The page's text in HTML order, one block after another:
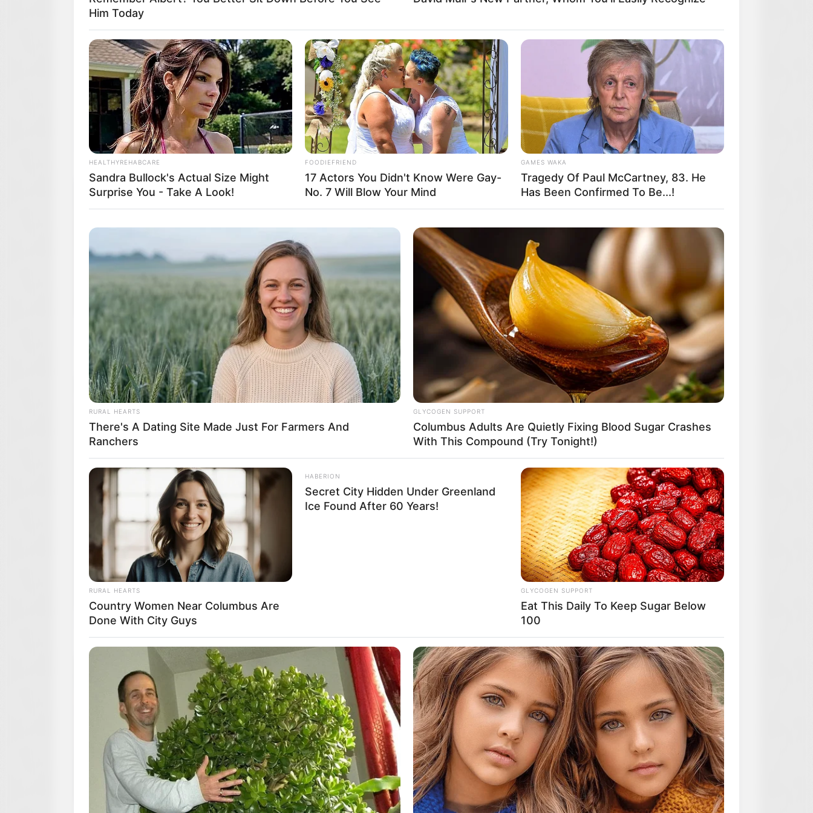
Him Today
HEALTHYREHABCARE
Sandra Bullock's Actual Size Might
Surprise You - Take A Look!
FOODIEFRIEND
17 Actors You Didn't Know Were Gay-
No. 7 Will Blow Your Mind
GAMES WAKA
Tragedy Of Paul McCartney, 83. He
Has Been Confirmed To Be...!
RURAL HEARTS
There's A Dating Site Made Just For Farmers And
Ranchers
GLYCOGEN SUPPORT
Columbus Adults Are Quietly Fixing Blood Sugar Crashes
With This Compound (Try Tonight!)
RURAL HEARTS
Country Women Near Columbus Are
Done With City Guys
HABERION
Secret City Hidden Under Greenland
Ice Found After 60 Years!
GLYCOGEN SUPPORT
Eat This Daily To Keep Sugar Below
100